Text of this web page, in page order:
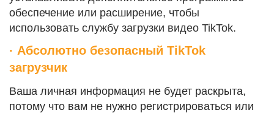
обеспечение или расширение, чтобы
использовать службу загрузки видео TikTok.
· Абсолютно безопасный TikTok
загрузчик
Ваша личная информация не будет раскрыта,
потому что вам не нужно регистрироваться или